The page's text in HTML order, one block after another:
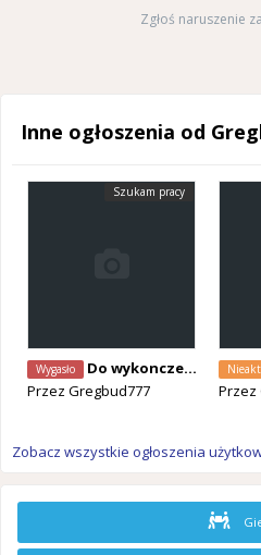
Zgłoś naruszenie
Inne ogłoszenia od
Szukam pracy
Wygasło
Do wykonczeniowki dwoch chłopaków z samochodem
Przez Gregbud777
Przez
Zobacz wszystkie ogłoszenia